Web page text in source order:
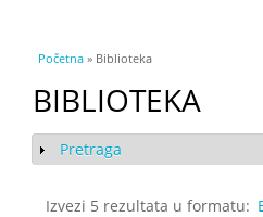
You are here
Početna » Biblioteka
BIBLIOTEKA
Show
Pretraga
Izvezi 5 rezultata u formatu: